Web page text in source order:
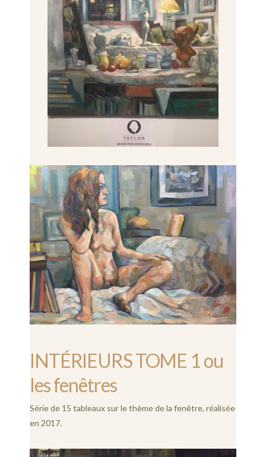
INTÉRIEURS TOME 1 ou
les fenêtres
Série de 15 tableaux sur le thème de la fenêtre, réalisée
en 2017.